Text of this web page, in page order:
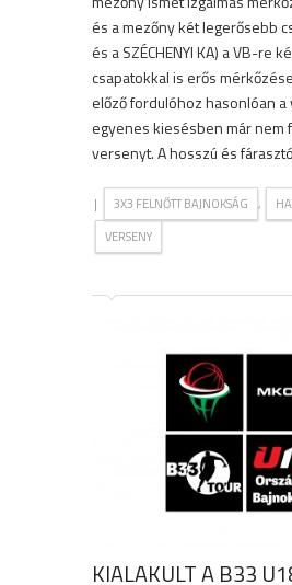
és a mezőny két legerősebb
és a SZÉCHENYI KA) a VB-re
csapatokkal is erős
előző fordulóhoz hasonlóan a
egyenes kiesésben már nem
versenyt. A hosszú és
| 3X3 FELNŐTT BAJNOKSÁG ,
VERSENY
KIALAKULT A B33